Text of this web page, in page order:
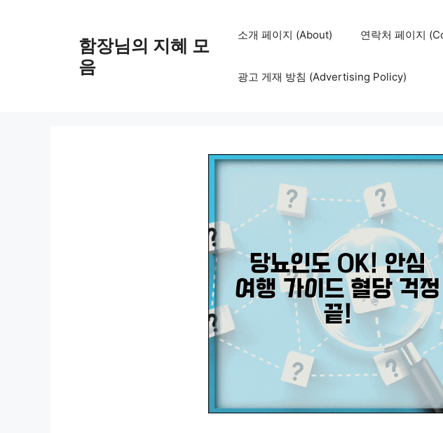
함장님의 지혜 모
음
소개 페이지 (About) 연락처 페이지
광고 게재 방침 (Advertising Policy)